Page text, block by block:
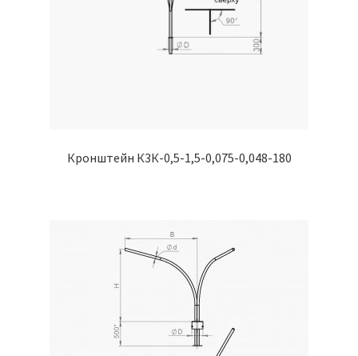
Кронштейн К3К-0,5-1,5-0,075-0,048-180